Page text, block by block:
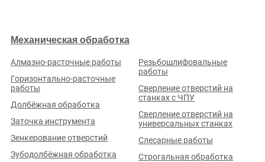
Механическая обработка
Алмазно-расточные работы
Горизонтально-расточные
работы
Долбёжная обработка
Заточка инструмента
Зенкерование отверстий
Зубодолбёжная обработка
Резьбошлифовальные
работы
Сверление отверстий на
станках с ЧПУ
Сверление отверстий на
универсальных станках
Слесарные работы
Строгальная обработка
При поддержке